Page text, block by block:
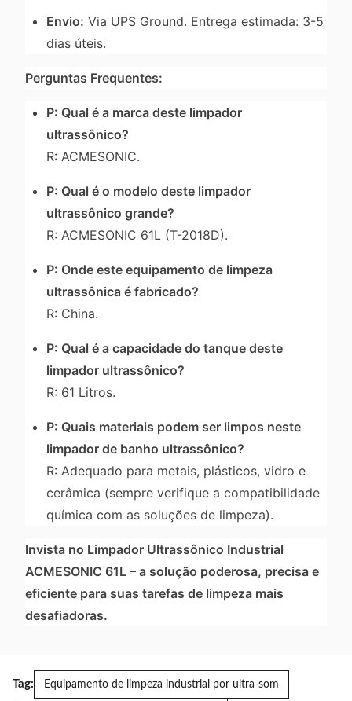
Envio: Via UPS Ground. Entrega estimada: 3-5
dias úteis.
Perguntas Frequentes:
P: Qual é a marca deste limpador
ultrassônico?
R: ACMESONIC.
P: Qual é o modelo deste limpador
ultrassônico grande?
R: ACMESONIC 61L (T-2018D).
P: Onde este equipamento de limpeza
ultrassônica é fabricado?
R: China.
P: Qual é a capacidade do tanque deste
limpador ultrassônico?
R: 61 Litros.
P: Quais materiais podem ser limpos neste
limpador de banho ultrassônico?
R: Adequado para metais, plásticos, vidro e
cerâmica (sempre verifique a compatibilidade
química com as soluções de limpeza).
Invista no Limpador Ultrassônico Industrial
ACMESONIC 61L – a solução poderosa, precisa e
eficiente para suas tarefas de limpeza mais
desafiadoras.
Tag: Equipamento de limpeza industrial por ultra-som